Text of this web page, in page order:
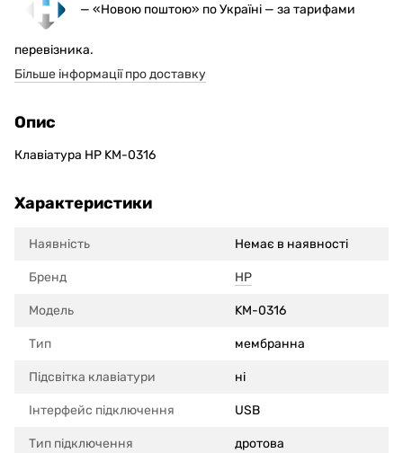
— «Новою поштою» по Україні — за тарифами
перевізника.
Більше інформації про доставку
Опис
Клавіатура HP KM-0316
Характеристики
Наявність Немає в наявності
Бренд HP
Модель KM-0316
Тип мембранна
Підсвітка клавіатури ні
Інтерфейс підключення USB
Тип підключення дротова